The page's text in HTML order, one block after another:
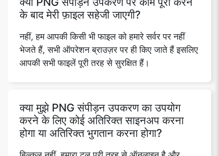
के बाद मेरी फ़ाइल सहेजी जाएगी?
नहीं, हम आपकी किसी भी फाइल को हमारे सर्वर पर नहीं
भेजते हैं, सभी ऑपरेशन ब्राउज़र पर ही किए जाते हैं इसलिए
आपकी सभी फाइलें पूरी तरह से सुरक्षित हैं।
क्या मुझे PNG संपीड़न उपकरण का उपयोग
करने के लिए कोई अतिरिक्त साइनअप करना
होगा या अतिरिक्त भुगतान करना होगा?